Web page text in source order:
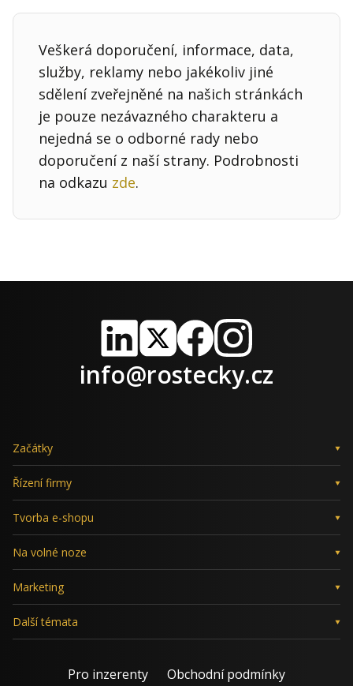
Obchodní podmínky
Hledaná fráze Hledat
Veškerá doporučení, informace, data,
služby, reklamy nebo jakékoliv jiné
sdělení zveřejněné na našich stránkách
je pouze nezávazného charakteru a
nejedná se o odborné rady nebo
doporučení z naší strany. Podrobnosti
na odkazu zde.
LinkedIn
X FacebookInstagram
info@rostecky.cz
Začátky
Řízení firmy
Tvorba e-shopu
Na volné noze
Marketing
Další témata
Pro inzerenty Obchodní podmínky